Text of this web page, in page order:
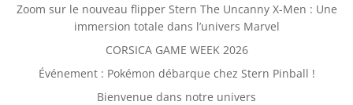
Zoom sur le nouveau flipper Stern The Uncanny X-Men : Une
immersion totale dans l’univers Marvel
CORSICA GAME WEEK 2026
Événement : Pokémon débarque chez Stern Pinball !
Bienvenue dans notre univers